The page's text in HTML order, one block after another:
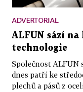
ADVERTORIAL
ALFUN sází
technologie
Společnost
dnes patří ke
plechů a pásů z